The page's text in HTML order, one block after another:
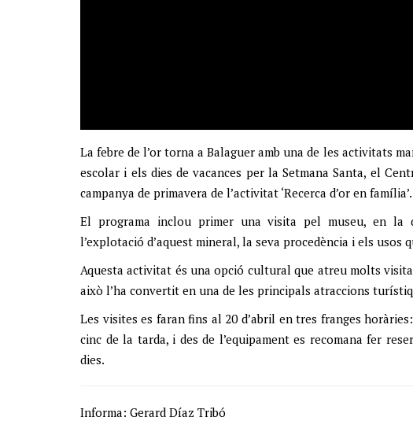
La febre de l’or torna a Balaguer amb una de les activitats
escolar i els dies de vacances per la Setmana Santa, el
campanya de primavera de l’activitat ‘Recerca d’or en família’.
El programa inclou primer una visita pel museu, en la
l’explotació d’aquest mineral, la seva procedència i els usos
Aquesta activitat és una opció cultural que atreu molts
això l’ha convertit en una de les principals atraccions
Les visites es faran fins al 20 d’abril en tres franges
cinc de la tarda, i des de l’equipament es recomana fer
dies.
Informa: Gerard Díaz Tribó